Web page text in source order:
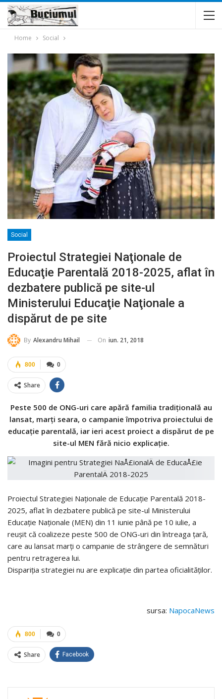
Home Social
Social
Proiectul Strategiei Naţionale de
Educaţie Parentală 2018-2025, aflat în
dezbatere publică pe site-ul
Ministerului Educaţie Naţionale a
dispărut de pe site
By Alexandru Mihail On iun. 21, 2018
0
800
Share
Peste 500 de ONG-uri care apără familia tradiţională au
lansat, marţi seara, o campanie împotriva proiectului de
educaţie parentală, iar ieri acest proiect a dispărut de pe
site-ul MEN fără nicio explicaţie.
Proiectul Strategiei Naţionale de Educaţie Parentală 2018-
2025, aflat în dezbatere publică pe site-ul Ministerului
Educaţie Naţionale (MEN) din 11 iunie până pe 10 iulie, a
reuşit că coalizeze peste 500 de ONG-uri din întreaga ţară,
care au lansat marţi o campanie de strângere de semnături
pentru retragerea lui.
Dispariția strategiei nu are explicație din partea oficialităților.
sursa: NapocaNews
0
800
Share Facebook